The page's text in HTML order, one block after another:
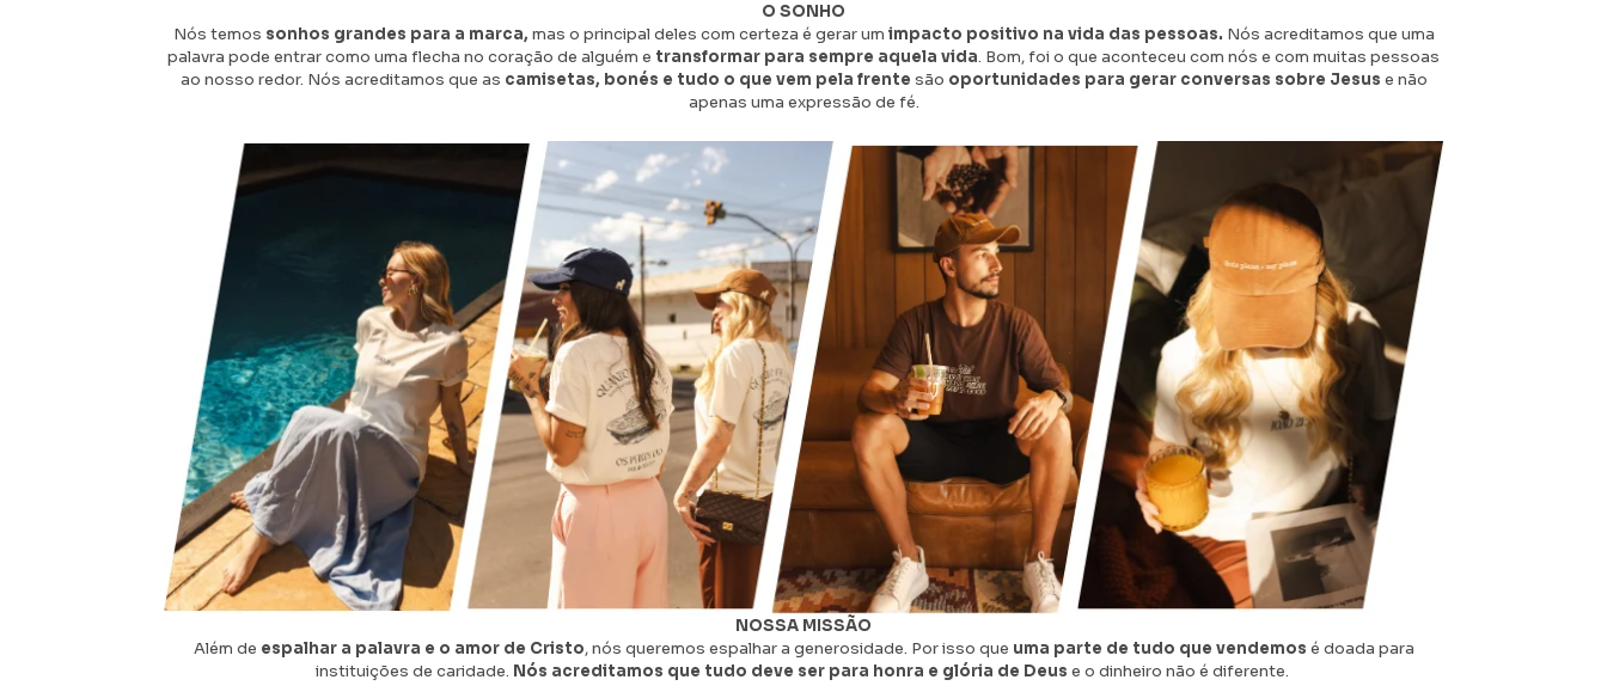
O SONHO
Nós temos sonhos grandes para a marca, mas o principal deles com certeza é gerar um impacto positivo na vida das pessoas. Nós acreditamos que uma
palavra pode entrar como uma flecha no coração de alguém e transformar para sempre aquela vida. Bom, foi o que aconteceu com nós e com muitas pessoas
ao nosso redor. Nós acreditamos que as camisetas, bonés e tudo o que vem pela frente são oportunidades para gerar conversas sobre Jesus e não
apenas uma expressão de fé.
NOSSA MISSÃO
Além de espalhar a palavra e o amor de Cristo, nós queremos espalhar a generosidade. Por isso que uma parte de tudo que vendemos é doada para
instituições de caridade. Nós acreditamos que tudo deve ser para honra e glória de Deus e o dinheiro não é diferente.